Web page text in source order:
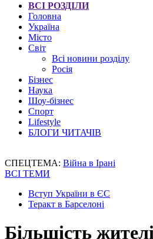
ВСІ РОЗДІЛИ
Головна
Україна
Місто
Світ
Всі новини розділу
Росія
Бізнес
Наука
Шоу-бізнес
Спорт
Lifestyle
БЛОГИ ЧИТАЧІВ
СПЕЦТЕМА: Війна в Ірані
ВСІ ТЕМИ
Вступ України в ЄС
Теракт в Барселоні
Більшість